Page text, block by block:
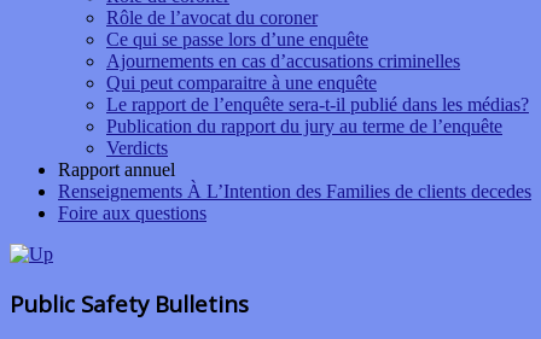
Rôle de l’avocat du coroner
Ce qui se passe lors d’une enquête
Ajournements en cas d’accusations criminelles
Qui peut comparaitre à une enquête
Le rapport de l’enquête sera-t-il publié dans les médias?
Publication du rapport du jury au terme de l’enquête
Verdicts
Rapport annuel
Renseignements À L’Intention des Families de clients decedes
Foire aux questions
Public Safety Bulletins